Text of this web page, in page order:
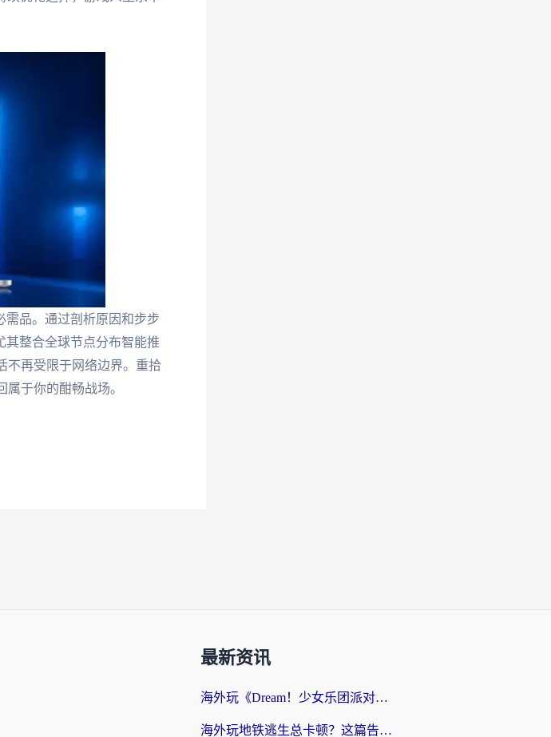
品。通过剖析原因和步步
整合全球节点分布智能推
不再受限于网络边界。重拾
于你的酣畅战场。
最新资讯
海外玩《Dream！少女乐团派对！》总卡顿？加速器到底能不能用？一篇指南解决你的国服游戏难题
海外玩地铁逃生总卡顿？这篇告诉你玩地铁逃生用什么加速器好,比较好